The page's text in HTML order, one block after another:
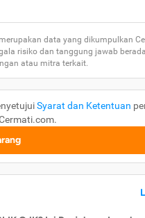
data yang dikumpulkan
risiko dan tanggung jawab
atau mitra terkait.
Syarat dan Ketentuan